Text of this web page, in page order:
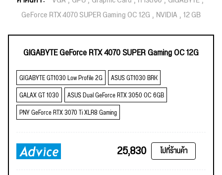
GeForce RTX 4070 SUPER Gaming OC 12G NVIDIA 12 GB
GIGABYTE GeForce RTX 4070 SUPER Gaming OC 12G
GIGABYTE GT1030 Low Profile 2G
ASUS GT1030 BRK
GALAX GT 1030
ASUS Dual GeForce RTX 3050 OC 6GB
PNY GeForce RTX 3070 Ti XLR8 Gaming
25,830 ไปที่ร้านค้า